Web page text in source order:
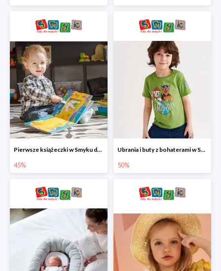
Pierwsze książeczki w Smyku do -45%
45%
Ubrania i buty z bohaterami w Smyku do -50%
50%